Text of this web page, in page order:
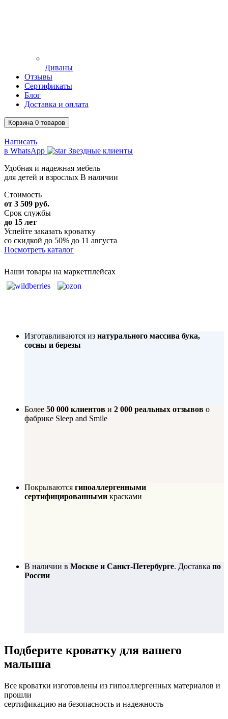
Диваны
Отзывы
Сертификаты
Блог
Доставка и оплата
Корзина 0 товаров
Написать
в WhatsApp
Звездные клиенты
Удобная и надежная мебель
для детей и взрослых В наличии
Стоимость
от 3 509 руб.
Срок службы
до 15 лет
Успейте заказать кроватку
со скидкой до 50% до 11 августа
Посмотреть каталог
Наши товары на маркетплейсах
Изготавливаются из натурального массива бука,
сосны и березы
Более 50 000 клиентов и 2 000 реальных отзывов о
фабрике Sleep and Smile
Покрываются гипоаллергенными
сертифицированными красками
В наличии в Москве и Санкт-Петербурге. Доставка по
России
Подберите кроватку для вашего
малыша
Все кроватки изготовлены из гипоаллергенных материалов и
прошли
сертификацию на безопасность и надежность